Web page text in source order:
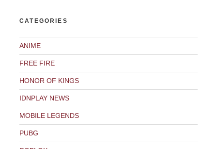
CATEGORIES
ANIME
FREE FIRE
HONOR OF KINGS
IDNPLAY NEWS
MOBILE LEGENDS
PUBG